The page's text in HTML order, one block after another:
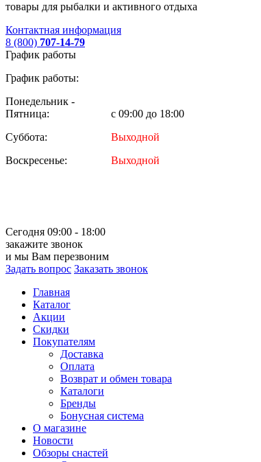
товары для рыбалки и активного отдыха
Контактная информация
8 (800) 707-14-79
График работы
График работы:
Понедельник -
Пятница:
с 09:00 до 18:00
Суббота:
Выходной
Воскресенье:
Выходной
Сегодня 09:00 - 18:00
закажите звонок
и мы Вам перезвоним
Задать вопрос Заказать звонок
Главная
Каталог
Акции
Скидки
Покупателям
Доставка
Оплата
Возврат и обмен товара
Каталоги
Бренды
Бонусная система
О магазине
Новости
Обзоры снастей